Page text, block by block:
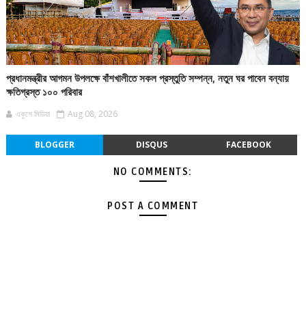
প্রধানমন্ত্রীর আগমন উপলক্ষে বাঁশখালীতে সকল প্রস্তুতি সম্পন্ন, নতুন ঘর পাবেন বন্যায়
ক্ষতিগ্রস্ত ১০০ পরিবার
একুশে মিডিয়া Aug 08, 2026
BLOGGER DISQUS FACEBOOK
NO COMMENTS:
POST A COMMENT